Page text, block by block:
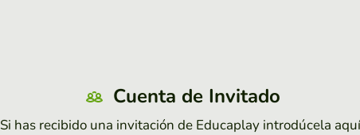
Cuenta de Invitado
Si has recibido una invitación de Educaplay introdúcela